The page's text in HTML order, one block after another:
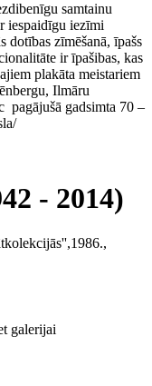
samtainu
iespaidīgu iezīmi
zīmēšanā, īpašs
ir īpašibas, kas
plakāta meistariem
Ilmāru
gadsimta 70 –
- 2014)
galerijai